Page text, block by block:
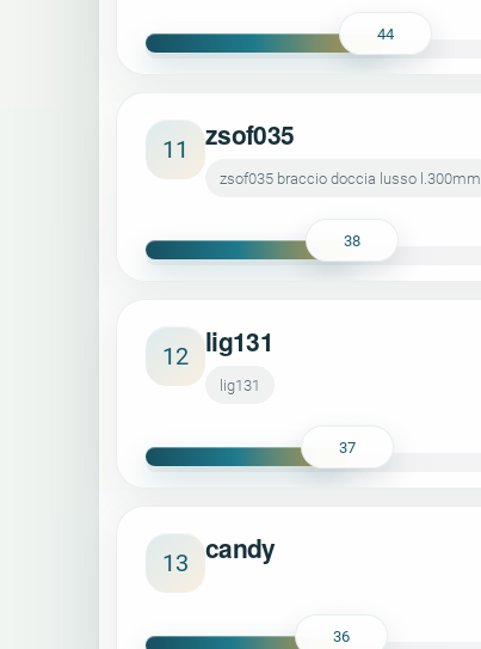
44
11 zsof035
zsof035 braccio doccia lusso l.300mm
38
12 lig131
lig131
37
13 candy
36